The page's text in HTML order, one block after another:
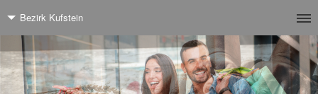
Bezirk Kufstein